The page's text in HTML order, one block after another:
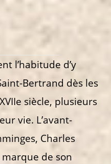
l’habitude d’y
Bertrand dès les
siècle, plusieurs
vie. L’avant-
Charles
marque de son